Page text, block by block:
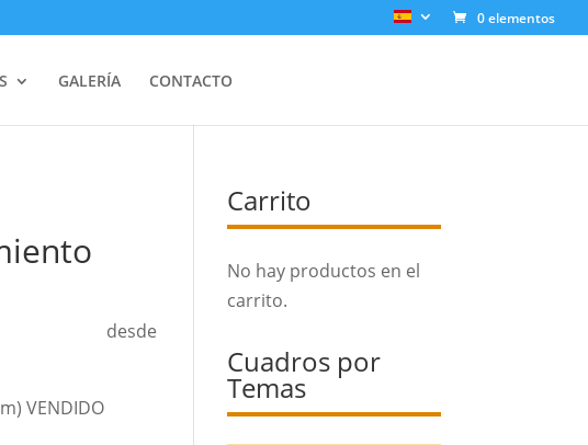
0 elementos
GALERÍA CONTACTO
desde
VENDIDO
Carrito
No hay productos en el
carrito.
Cuadros por
Temas